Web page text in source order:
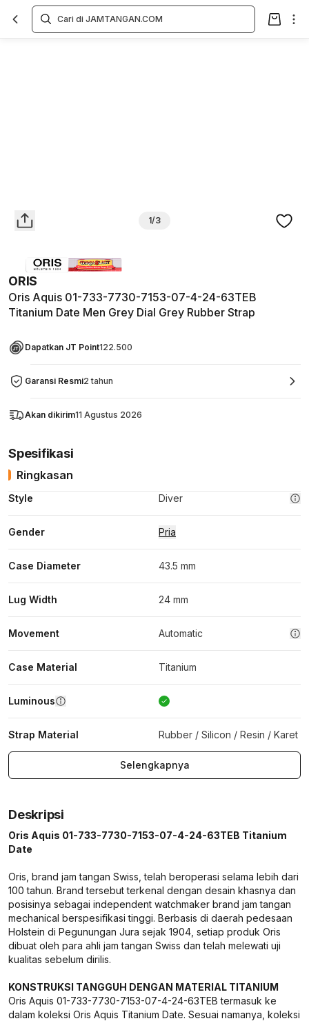
1/3
ORIS
Oris Aquis 01-733-7730-7153-07-4-24-63TEB
Titanium Date Men Grey Dial Grey Rubber Strap
Dapatkan JT Point122.500
Garansi Resmi2 tahun
Akan dikirim11 Agustus 2026
Spesifikasi
Ringkasan
Style Diver
Gender Pria
Case Diameter 43.5 mm
Lug Width 24 mm
Movement Automatic
Case Material Titanium
Luminous
Strap Material Rubber / Silicon / Resin / Karet
Selengkapnya
Deskripsi
Oris Aquis 01-733-7730-7153-07-4-24-63TEB Titanium
Date
Oris, brand jam tangan Swiss, telah beroperasi selama lebih dari
100 tahun. Brand tersebut terkenal dengan desain khasnya dan
posisinya sebagai independent watchmaker brand jam tangan
mechanical berspesifikasi tinggi. Berbasis di daerah pedesaan
Holstein di Pegunungan Jura sejak 1904, setiap produk Oris
dibuat oleh para ahli jam tangan Swiss dan telah melewati uji
kualitas sebelum dirilis.
KONSTRUKSI TANGGUH DENGAN MATERIAL TITANIUM
Oris Aquis 01-733-7730-7153-07-4-24-63TEB termasuk ke
dalam koleksi Oris Aquis Titanium Date. Sesuai namanya, koleksi